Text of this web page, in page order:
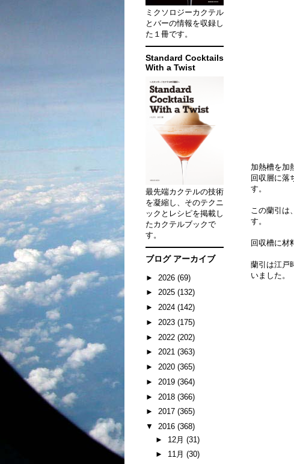
加熱槽を加
回収層に落
す。
この蘭引は
す。
回収槽に材
蘭引は江戸
いました。
ミクソロジーカクテル
とバーの情報を収録し
た１冊です。
Standard Cocktails
With a Twist
最先端カクテルの技術
を凝縮し、そのテクニ
ックとレシピを掲載し
たカクテルブックで
す。
ブログ アーカイブ
► 2026 (69)
► 2025 (132)
► 2024 (142)
► 2023 (175)
► 2022 (202)
► 2021 (363)
► 2020 (365)
► 2019 (364)
► 2018 (366)
► 2017 (365)
▼ 2016 (368)
► 12月 (31)
► 11月 (30)